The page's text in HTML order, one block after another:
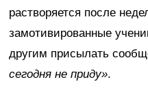
растворяется после
замотивированные
другим присылать
сегодня не приду».